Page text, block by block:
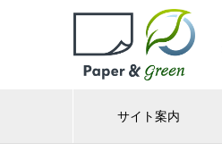
サイト案内